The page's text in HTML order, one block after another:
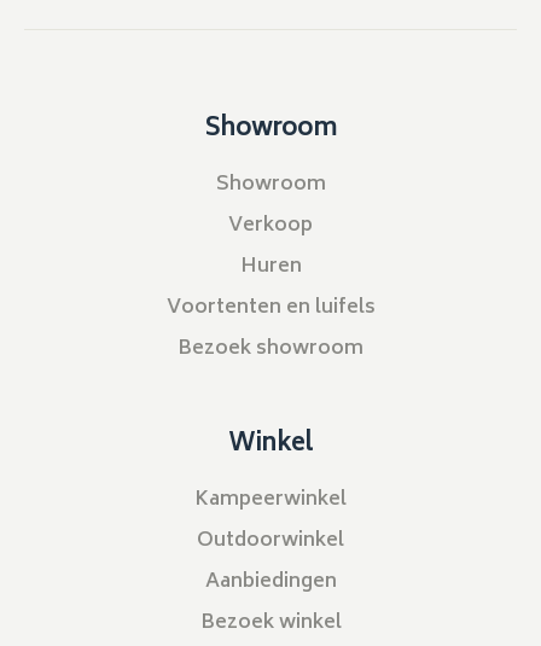
Showroom
Showroom
Verkoop
Huren
Voortenten en luifels
Bezoek showroom
Winkel
Kampeerwinkel
Outdoorwinkel
Aanbiedingen
Bezoek winkel